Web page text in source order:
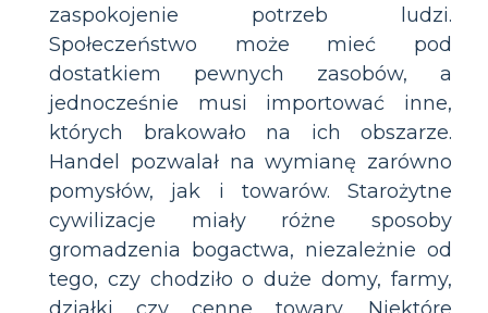
zaspokojenie potrzeb ludzi.
Społeczeństwo może mieć pod
dostatkiem pewnych zasobów, a
jednocześnie musi importować inne,
których brakowało na ich obszarze.
Handel pozwalał na wymianę zarówno
pomysłów, jak i towarów. Starożytne
cywilizacje miały różne sposoby
gromadzenia bogactwa, niezależnie od
tego, czy chodziło o duże domy, farmy,